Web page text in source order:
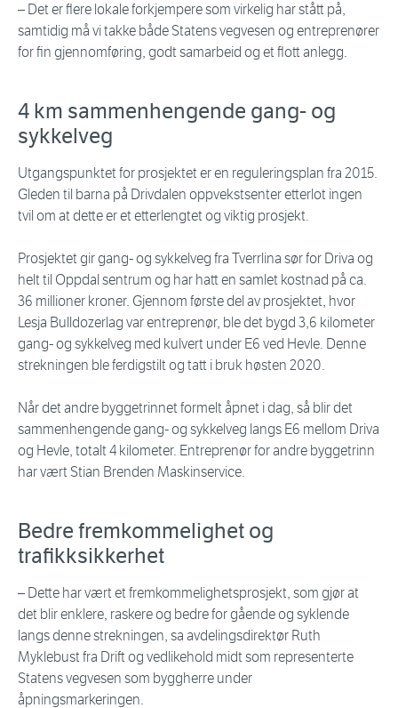
– Det er flere lokale forkjempere som virkelig har stått på,
samtidig må vi takke både Statens vegvesen og entreprenører
for fin gjennomføring, godt samarbeid og et flott anlegg.
4 km sammenhengende gang- og
sykkelveg
Utgangspunktet for prosjektet er en reguleringsplan fra 2015.
Gleden til barna på Drivdalen oppvekstsenter etterlot ingen
tvil om at dette er et etterlengtet og viktig prosjekt.
Prosjektet gir gang- og sykkelveg fra Tverrlina sør for Driva og
helt til Oppdal sentrum og har hatt en samlet kostnad på ca.
36 millioner kroner. Gjennom første del av prosjektet, hvor
Lesja Bulldozerlag var entreprenør, ble det bygd 3,6 kilometer
gang- og sykkelveg med kulvert under E6 ved Hevle. Denne
strekningen ble ferdigstilt og tatt i bruk høsten 2020.
Når det andre byggetrinnet formelt åpnet i dag, så blir det
sammenhengende gang- og sykkelveg langs E6 mellom Driva
og Hevle, totalt 4 kilometer. Entreprenør for andre byggetrinn
har vært Stian Brenden Maskinservice.
Bedre fremkommelighet og
trafikksikkerhet
– Dette har vært et fremkommelighetsprosjekt, som gjør at
det blir enklere, raskere og bedre for gående og syklende
langs denne strekningen, sa avdelingsdirektør Ruth
Myklebust fra Drift og vedlikehold midt som representerte
Statens vegvesen som byggherre under
åpningsmarkeringen.